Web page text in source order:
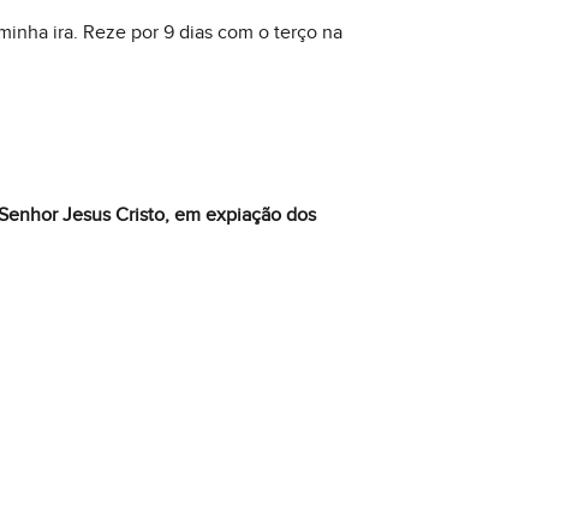
ira. Reze por 9 dias com o terço na
Jesus Cristo, em expiação dos